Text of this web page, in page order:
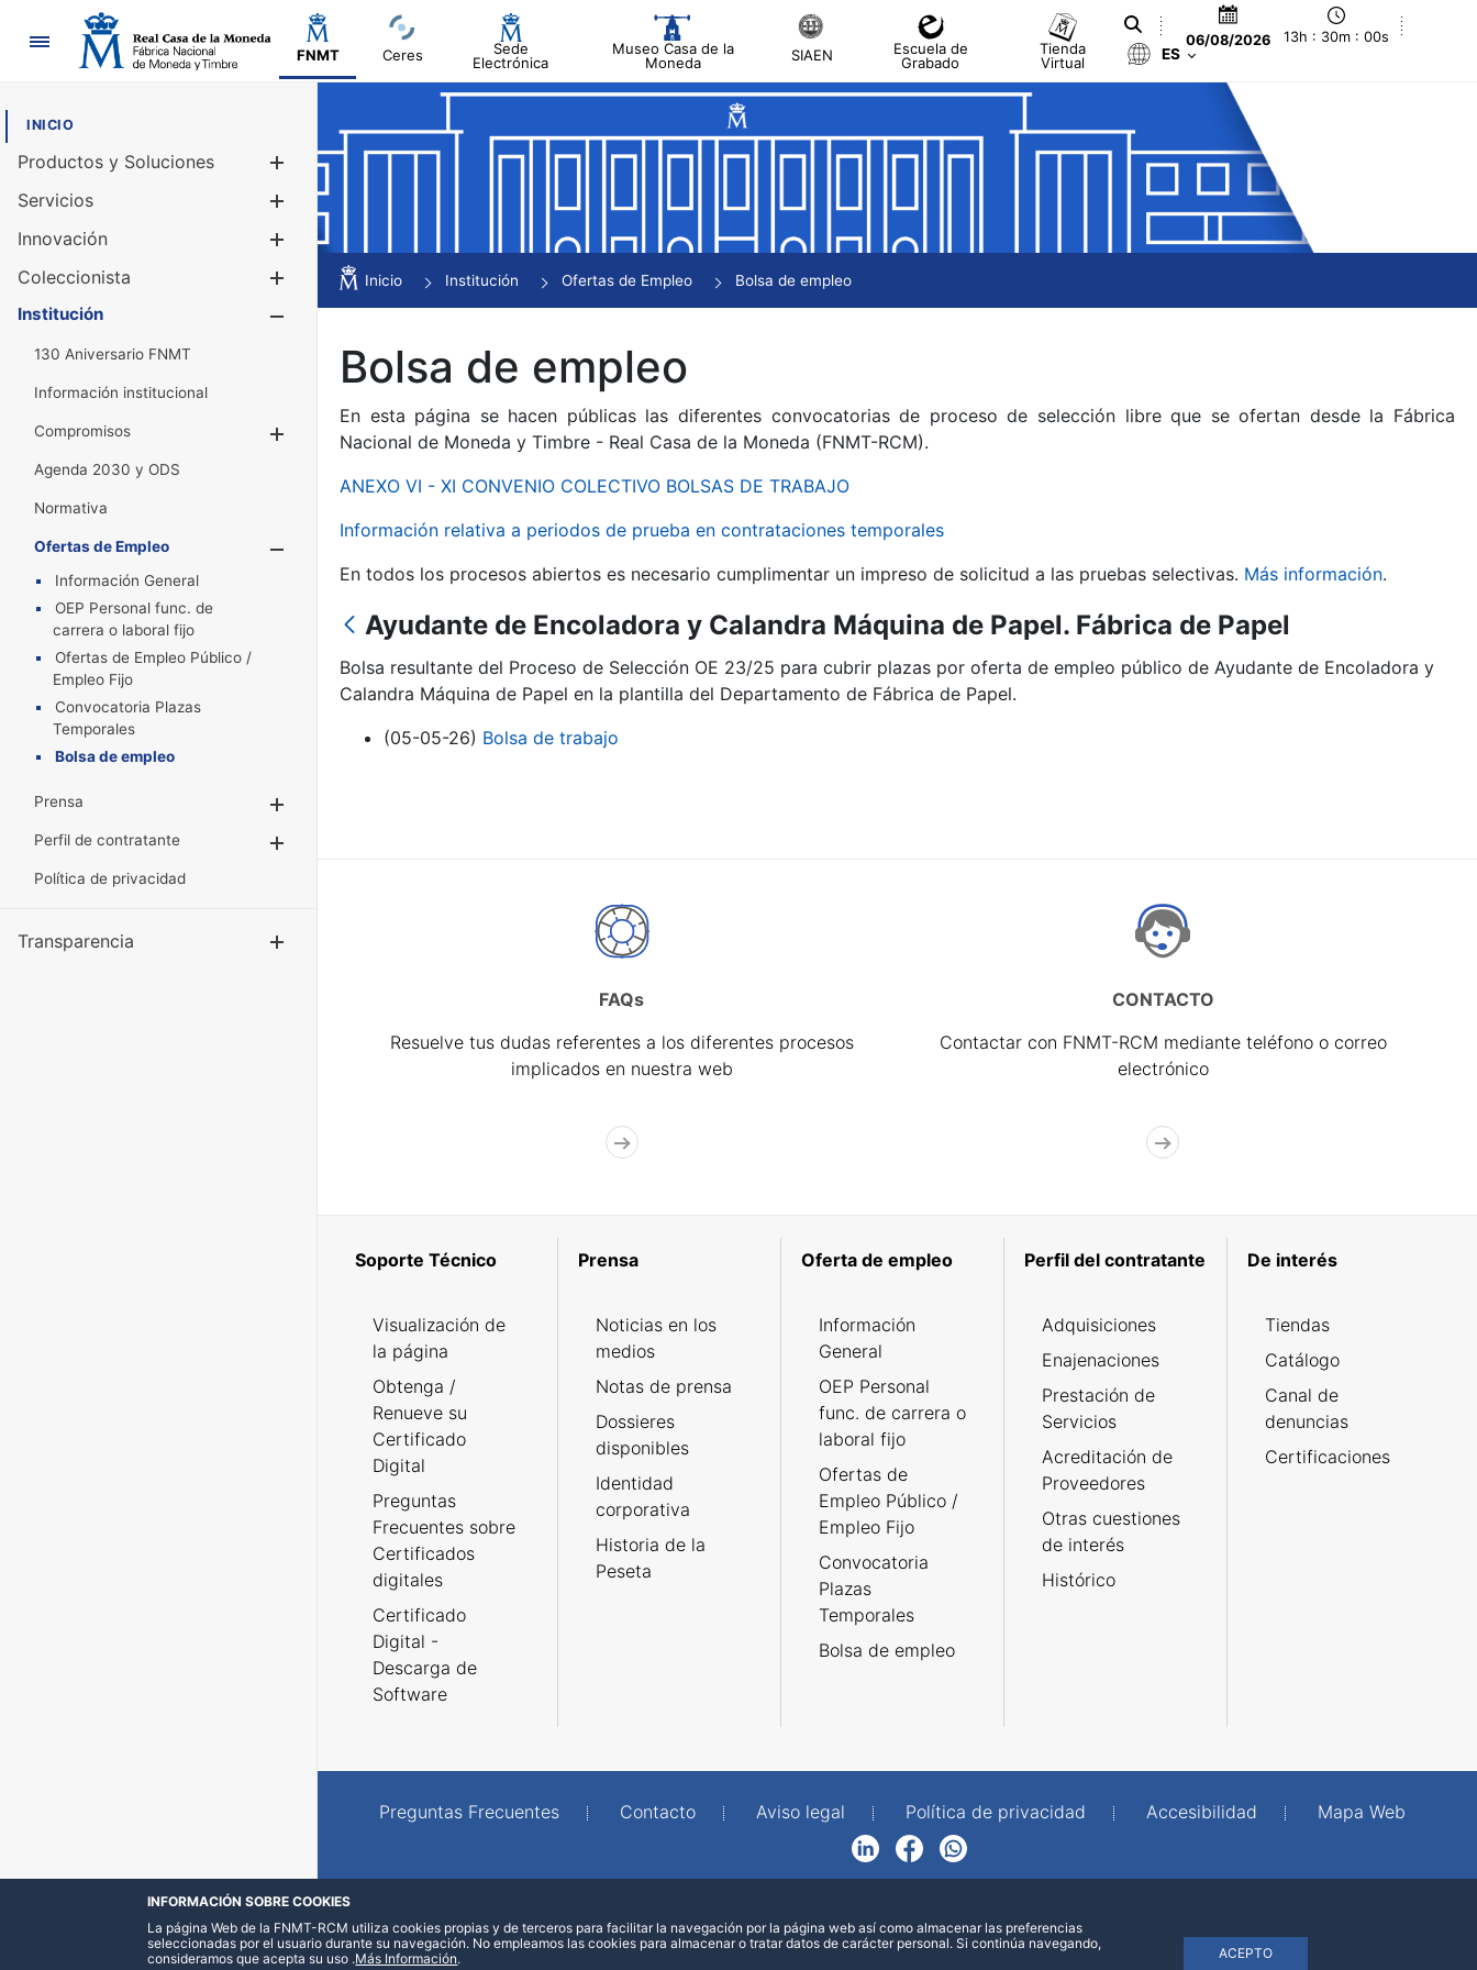
Navegación
FNMT Ceres
Sede
Electrónica
Museo Casa de la
Moneda
SIAEN
Escuela de
Grabado
Tienda
Virtual
06/08/2026 13h : 30m : 00s
ES
INICIO
Productos y Soluciones
Mostrar/Ocultar
Servicios
Innovación
Coleccionista
Mostrar/Ocultar
Institución
130 Aniversario FNMT
Información institucional
Compromisos
Mostrar/Ocultar
Agenda 2030 y ODS
Normativa
Ofertas de Empleo
Información General
OEP Personal func. de
carrera o laboral fijo
Ofertas de Empleo Público /
Empleo Fijo
Convocatoria Plazas
Temporales
Bolsa de empleo
Prensa
Perfil de contratante
Política de privacidad
Transparencia
Inicio Institución Ofertas de Empleo Bolsa de empleo
Bolsa de empleo
En esta página se hacen públicas las diferentes convocatorias de proceso de selección libre que se ofertan desde la Fábrica
Nacional de Moneda y Timbre - Real Casa de la Moneda (FNMT-RCM).
ANEXO VI - XI CONVENIO COLECTIVO BOLSAS DE TRABAJO
Información relativa a periodos de prueba en contrataciones temporales
En todos los procesos abiertos es necesario cumplimentar un impreso de solicitud a las pruebas selectivas. Más información.
Ayudante de Encoladora y Calandra Máquina de Papel. Fábrica de Papel
Bolsa resultante del Proceso de Selección OE 23/25 para cubrir plazas por oferta de empleo público de Ayudante de Encoladora y
Calandra Máquina de Papel en la plantilla del Departamento de Fábrica de Papel.
(05-05-26) Bolsa de trabajo
FAQs
Resuelve tus dudas referentes a los diferentes procesos
implicados en nuestra web
CONTACTO
Contactar con FNMT-RCM mediante teléfono o correo
electrónico
Soporte Técnico
Visualización de
la página
Obtenga /
Renueve su
Certificado
Digital
Preguntas
Frecuentes sobre
Certificados
digitales
Certificado
Digital -
Descarga de
Software
Prensa
Noticias en los
medios
Notas de prensa
Dossieres
disponibles
Identidad
corporativa
Historia de la
Peseta
Oferta de empleo
Información
General
OEP Personal
func. de carrera o
laboral fijo
Ofertas de
Empleo Público /
Empleo Fijo
Convocatoria
Plazas
Temporales
Bolsa de empleo
Perfil del contratante
Adquisiciones
Enajenaciones
Prestación de
Servicios
Acreditación de
Proveedores
Otras cuestiones
de interés
Histórico
De interés
Tiendas
Catálogo
Canal de
denuncias
Certificaciones
Preguntas Frecuentes Contacto Aviso legal Política de privacidad Accesibilidad
Mapa Web
FacebookWhatsApp
INFORMACIÓN SOBRE COOKIES
La página Web de la FNMT-RCM utiliza cookies propias y de terceros para facilitar la navegación por la página web así como almacenar las preferencias
seleccionadas por el usuario durante su navegación. No empleamos las cookies para almacenar o tratar datos de carácter personal. Si continúa navegando,
consideramos que acepta su uso
ACEPTO
.Más Información.